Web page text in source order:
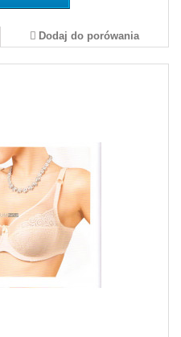
Dodaj do porówania